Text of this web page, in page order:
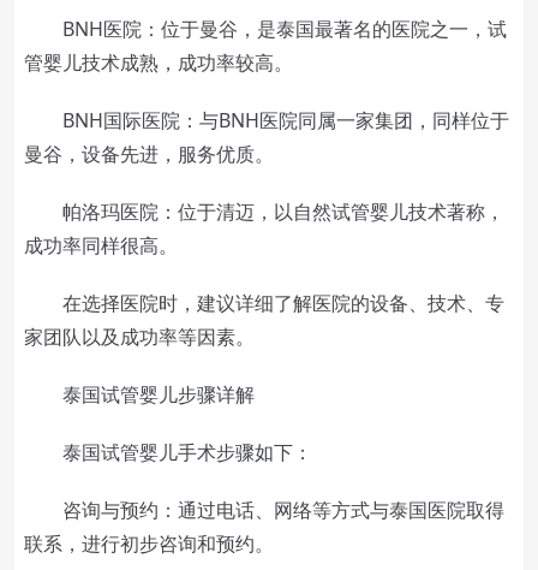
BNH医院：位于曼谷，是泰国最著名的医院之一，试
管婴儿技术成熟，成功率较高。
BNH国际医院：与BNH医院同属一家集团，同样位于
曼谷，设备先进，服务优质。
帕洛玛医院：位于清迈，以自然试管婴儿技术著称，
成功率同样很高。
在选择医院时，建议详细了解医院的设备、技术、专
家团队以及成功率等因素。
泰国试管婴儿步骤详解
泰国试管婴儿手术步骤如下：
咨询与预约：通过电话、网络等方式与泰国医院取得
联系，进行初步咨询和预约。